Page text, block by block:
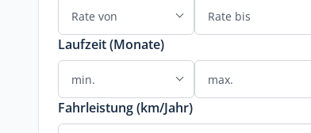
Laufzeit (Monate)
Fahrleistung (km/Jahr)